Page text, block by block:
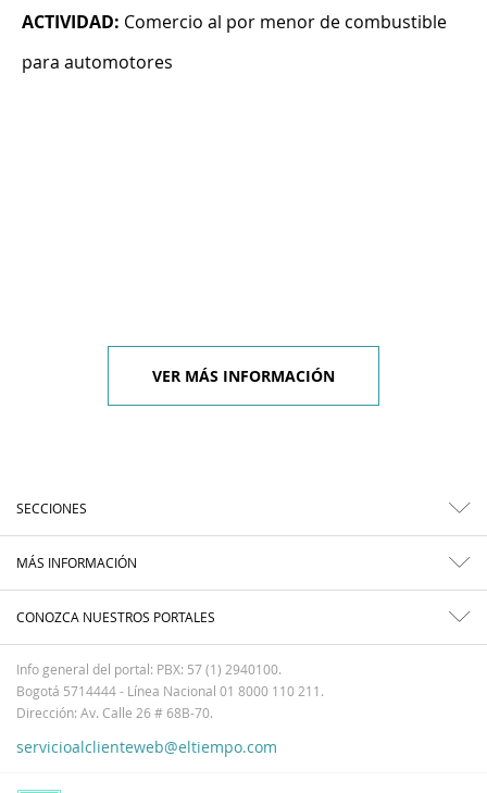
ACTIVIDAD: Comercio al por menor de combustible
para automotores
VER MÁS INFORMACIÓN
SECCIONES
MÁS INFORMACIÓN
CONOZCA NUESTROS PORTALES
Info general del portal: PBX: 57 (1) 2940100.
Bogotá 5714444 - Línea Nacional 01 8000 110 211.
Dirección: Av. Calle 26 # 68B-70.
servicioalclienteweb@eltiempo.com